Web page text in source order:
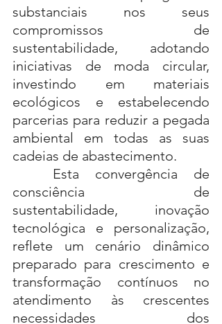
substanciais nos seus
compromissos de
sustentabilidade, adotando
iniciativas de moda circular,
investindo em materiais
ecológicos e estabelecendo
parcerias para reduzir a pegada
ambiental em todas as suas
cadeias de abastecimento.
consciência de
sustentabilidade, inovação
tecnológica e personalização,
reflete um cenário dinâmico
preparado para crescimento e
transformação contínuos no
atendimento às crescentes
necessidades dos